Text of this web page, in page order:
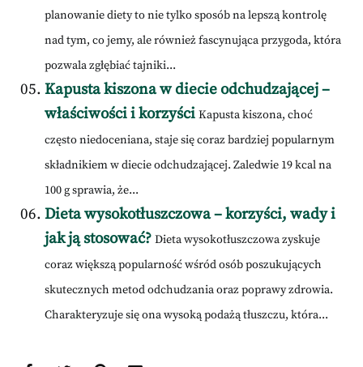
planowanie diety to nie tylko sposób na lepszą kontrolę
nad tym, co jemy, ale również fascynująca przygoda, która
pozwala zgłębiać tajniki...
Kapusta kiszona w diecie odchudzającej –
właściwości i korzyści Kapusta kiszona, choć
często niedoceniana, staje się coraz bardziej popularnym
składnikiem w diecie odchudzającej. Zaledwie 19 kcal na
100 g sprawia, że...
Dieta wysokotłuszczowa – korzyści, wady i
jak ją stosować? Dieta wysokotłuszczowa zyskuje
coraz większą popularność wśród osób poszukujących
skutecznych metod odchudzania oraz poprawy zdrowia.
Charakteryzuje się ona wysoką podażą tłuszczu, która...